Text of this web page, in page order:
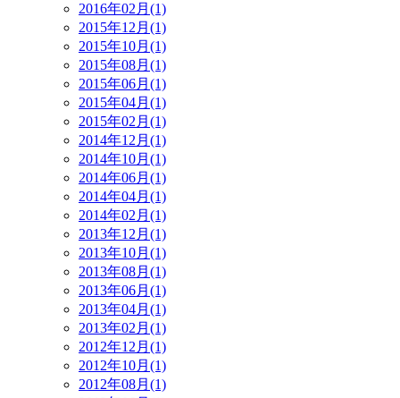
2016年02月(1)
2015年12月(1)
2015年10月(1)
2015年08月(1)
2015年06月(1)
2015年04月(1)
2015年02月(1)
2014年12月(1)
2014年10月(1)
2014年06月(1)
2014年04月(1)
2014年02月(1)
2013年12月(1)
2013年10月(1)
2013年08月(1)
2013年06月(1)
2013年04月(1)
2013年02月(1)
2012年12月(1)
2012年10月(1)
2012年08月(1)